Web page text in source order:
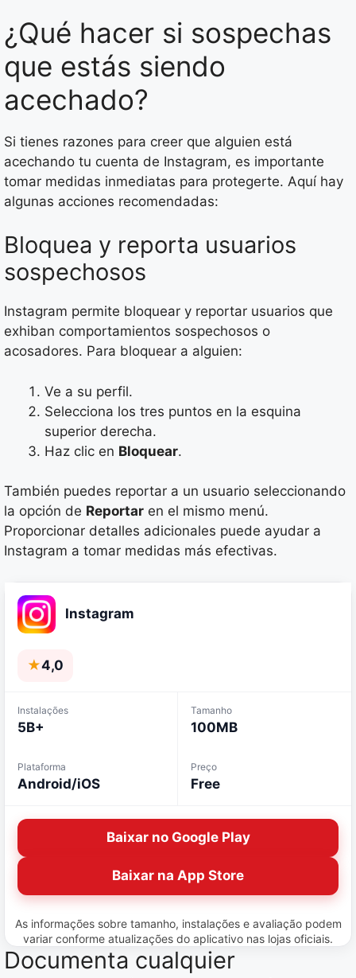
¿Qué hacer si sospechas
que estás siendo
acechado?
Si tienes razones para creer que alguien está
acechando tu cuenta de Instagram, es importante
tomar medidas inmediatas para protegerte. Aquí hay
algunas acciones recomendadas:
Bloquea y reporta usuarios
sospechosos
Instagram permite bloquear y reportar usuarios que
exhiban comportamientos sospechosos o
acosadores. Para bloquear a alguien:
Ve a su perfil.
Selecciona los tres puntos en la esquina
superior derecha.
Haz clic en Bloquear.
También puedes reportar a un usuario seleccionando
la opción de Reportar en el mismo menú.
Proporcionar detalles adicionales puede ayudar a
Instagram a tomar medidas más efectivas.
Instagram
★4,0
Instalações
5B+
Tamanho
100MB
Plataforma
Android/iOS
Preço
Free
Baixar no Google Play
Baixar na App Store
As informações sobre tamanho, instalações e avaliação podem
variar conforme atualizações do aplicativo nas lojas oficiais.
Documenta cualquier